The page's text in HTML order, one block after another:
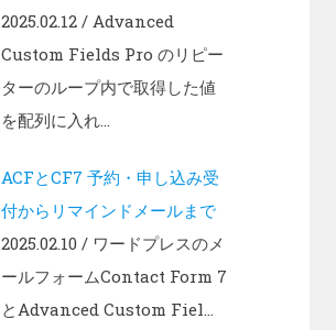
2025.02.12 / Advanced
Custom Fields Pro のリピー
ターのループ内で取得した値
を配列に入れ...
ACFとCF7 予約・申し込み受
付からリマインドメールまで
2025.02.10 / ワードプレスのメ
ールフォームContact Form 7
とAdvanced Custom Fiel...